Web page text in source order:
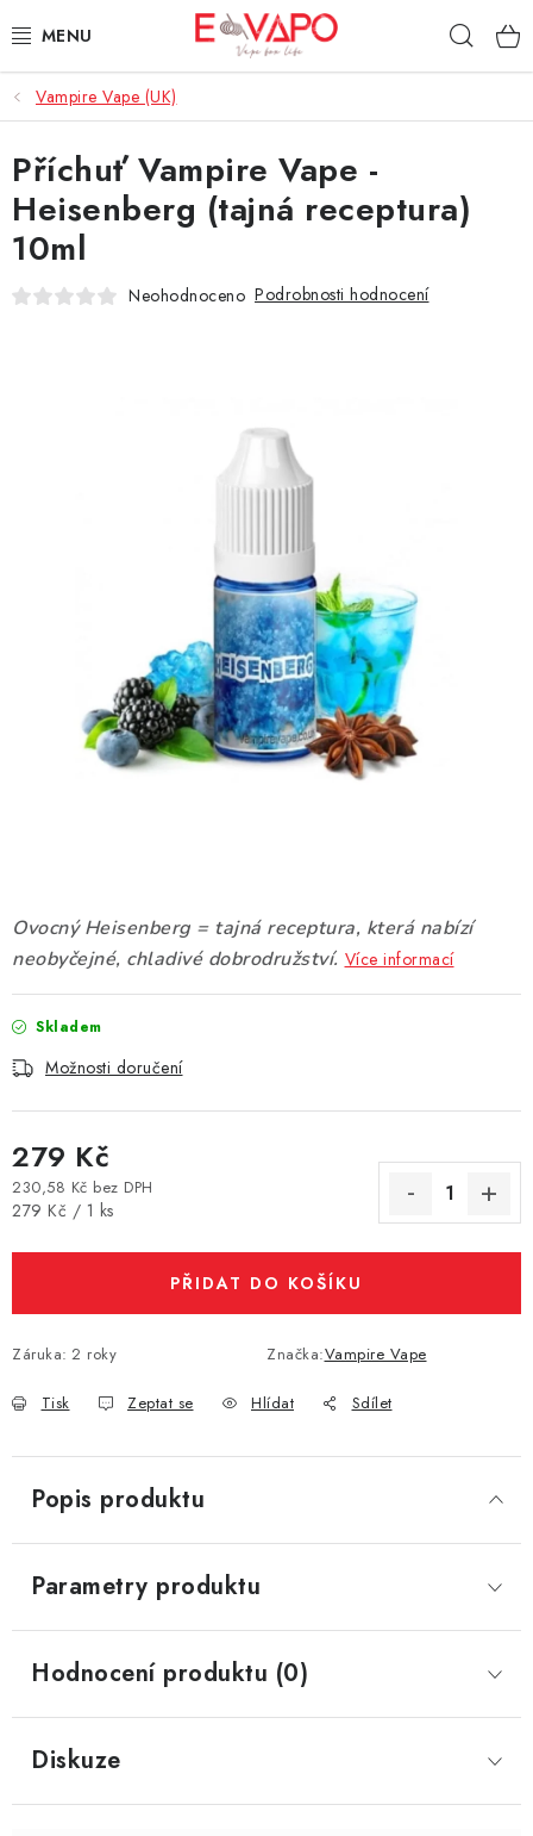
na
3D TISK
TIPY ZA DOBROU CENU
AROMATA A PŘÍCHUTĚ
BÁZE
ATOMIZÉRY A CARTRIDGE
BATERIE A NABÍJEČKY
PŘÍSLUŠENSTVÍ
ZNAČKY
Vampire Vape (UK)
Ovocný Heisenberg = tajná receptura, která nabízí
neobyčejné, chladivé dobrodružství. Více informací
Skladem
Možnosti doručení
279 Kč
230,58 Kč bez DPH
Měrná cena:
279 Kč / 1 ks
PŘIDAT DO KOŠÍKU
Záruka: 2 roky Značka:Vampire Vape
Tisk Zeptat se Hlídat Sdílet
Příchuť Vampire Vape -
Heisenberg (tajná receptura)
10ml
Neohodnoceno Podrobnosti hodnocení
Popis produktu
Parametry produktu
Hodnocení produktu (0)
Diskuze